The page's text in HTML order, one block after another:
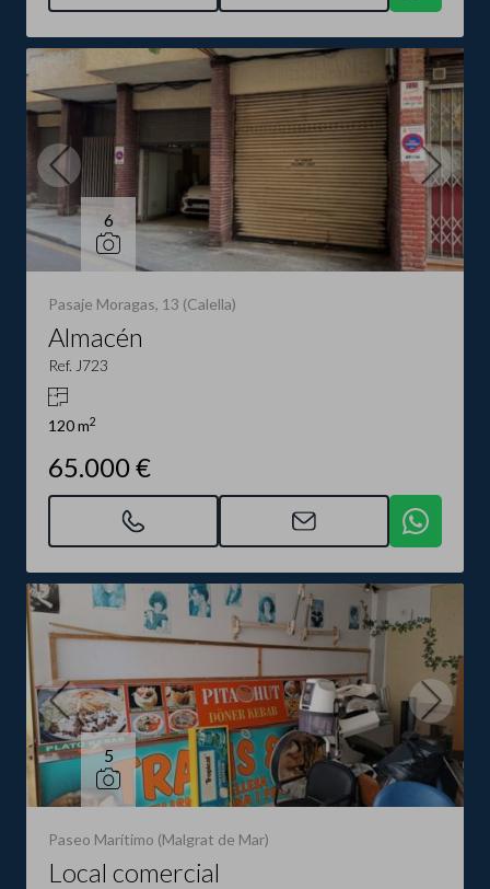
6
Pasaje Moragas, 13 (Calella)
Almacén
Ref. J723
120 m2
65.000 €
5
Paseo Marítimo (Malgrat de Mar)
Local comercial